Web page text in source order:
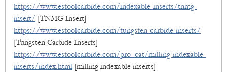
https://www.estoolcarbide.com/indexable-inserts/tnmg-
insert/ [TNMG Insert]
https://www.estoolcarbide.com/tungsten-carbide-inserts/
[Tungsten Carbide Inserts]
https://www.estoolcarbide.com/pro_cat/milling-indexable-
inserts/index.html [milling indexable inserts]